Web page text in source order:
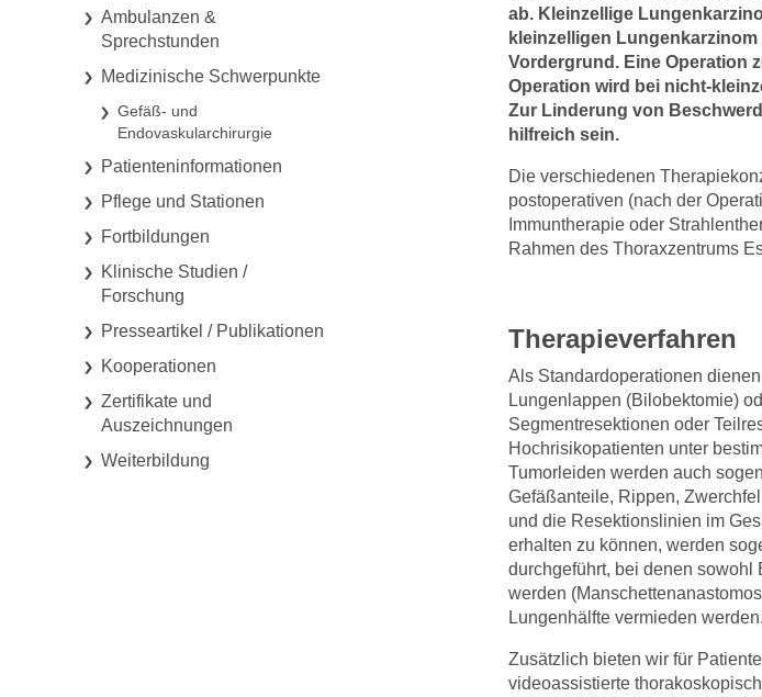
Ambulanzen &
Sprechstunden
Medizinische Schwerpunkte
Gefäß- und
Endovaskularchirurgie
Patienteninformationen
Pflege und Stationen
Fortbildungen
Klinische Studien /
Forschung
Presseartikel / Publikationen
Kooperationen
Zertifikate und
Auszeichnungen
Weiterbildung
ab. Kleinzellige
kleinzelligen
Vordergrund. Eine Operation
Operation wird bei nicht-
Zur Linderung von
hilfreich sein.
Die verschiedenen
postoperativen (nach der
Immuntherapie oder
Rahmen des Thoraxzentrums
Therapieverfahren
Als Standardoperationen
Lungenlappen (Bilobektomie)
Segmentresektionen oder
Hochrisikopatienten unter
Tumorleiden werden auch
Gefäßanteile, Rippen,
und die Resektionslinien im
erhalten zu können, werden
durchgeführt, bei denen
werden
Lungenhälfte vermieden werden.
Zusätzlich bieten wir für
videoassistierte